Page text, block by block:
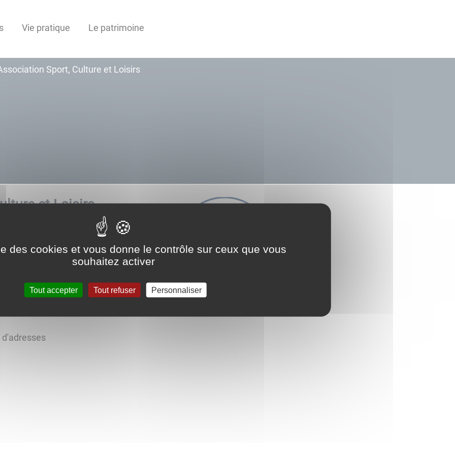
Vie pratique Le patrimoine
Sport, Culture et Loisirs
et Loisirs
de Villey-Sur-Tille.
des cookies et vous donne le contrôle sur ceux que vous
souhaitez activer
Tout accepter Tout refuser Personnaliser